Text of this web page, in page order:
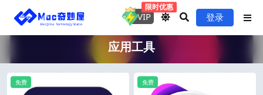
VIP
限时优惠
登录
应用工具
免费 免费